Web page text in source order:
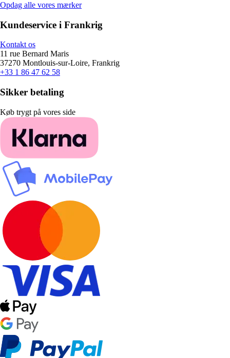
Opdag alle vores mærker
Kundeservice i Frankrig
Kontakt os
11 rue Bernard Maris
37270 Montlouis-sur-Loire, Frankrig
+33 1 86 47 62 58
Sikker betaling
Køb trygt på vores side